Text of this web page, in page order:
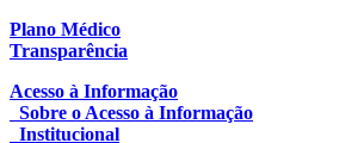
Plano Médico
Transparência
Acesso à Informação
Sobre o Acesso à Informação
Institucional